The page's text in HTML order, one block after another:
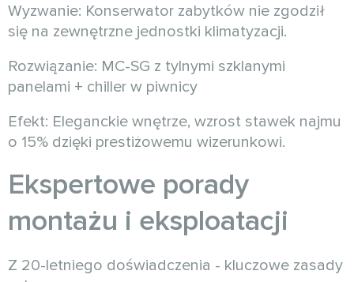
Wyzwanie: Konserwator zabytków nie zgodził
się na zewnętrzne jednostki klimatyzacji.
Rozwiązanie: MC-SG z tylnymi szklanymi
panelami + chiller w piwnicy
Efekt: Eleganckie wnętrze, wzrost stawek najmu
o 15% dzięki prestiżowemu wizerunkowi.
Ekspertowe porady
montażu i eksploatacji
Z 20-letniego doświadczenia - kluczowe zasady